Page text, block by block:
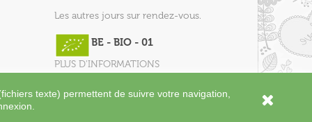
Les autres jours sur rendez-vous.
BE - BIO - 01
PLUS D'INFORMATIONS
texte) permettent de suivre votre navigation,